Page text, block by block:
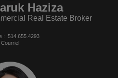
Haziza
Real Estate Broker
: 514.655.4293
Courriel